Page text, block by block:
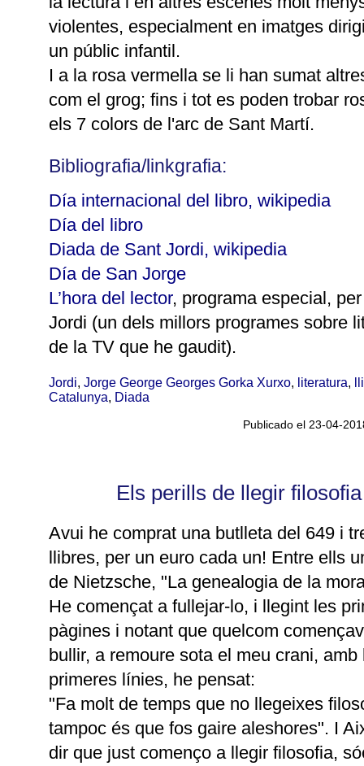
violentes, especialment en imatges
un públic infantil.
I a la rosa vermella se li han sumat
com el grog; fins i tot es poden trobar
els 7 colors de l'arc de Sant Martí.
Bibliografia/linkgrafia:
Día internacional del libro, wikipedia
Día del libro
Diada de Sant Jordi, wikipedia
Día de San Jorge
L’hora del lector, programa especial,
Jordi (un dels millors programes sobre
de la TV que he gaudit).
Jordi, Jorge George Georges Gorka Xurxo, literatura,
Catalunya, Diada
Publicado el 23-04-
Els perills de llegir filosofia
Avui he comprat una butlleta del 649 i
llibres, per un euro cada un! Entre ells
de Nietzsche, "La genealogia de la
He començat a fullejar-lo, i llegint les
pàgines i notant que quelcom
bullir, a remoure sota el meu crani, amb
primeres línies, he pensat:
"Fa molt de temps que no llegeixes
tampoc és que fos gaire aleshores". I
dir que just començo a llegir filosofia,